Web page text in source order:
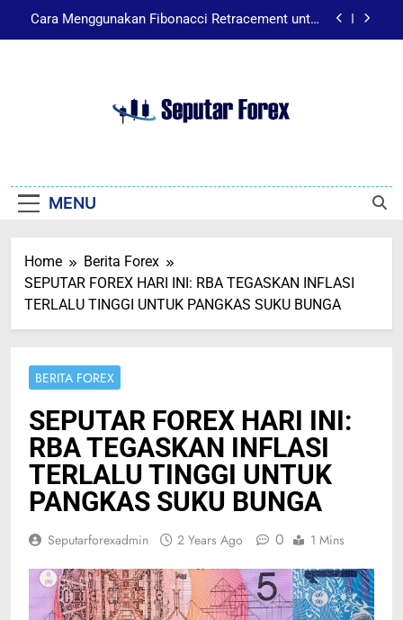
Cara Menggunakan Fibonacci Retracement untuk
Tertarik Trading Forex? Kenali Dasar dan
Risikonya Dulu
Pemula Agar Profit Konsisten
MENU
Home
Berita Forex
SEPUTAR FOREX HARI INI: RBA TEGASKAN INFLASI
TERLALU TINGGI UNTUK PANGKAS SUKU BUNGA
BERITA FOREX
SEPUTAR FOREX HARI INI:
RBA TEGASKAN INFLASI
TERLALU TINGGI UNTUK
PANGKAS SUKU BUNGA
Seputarforexadmin 2 Years Ago 0 1 Mins